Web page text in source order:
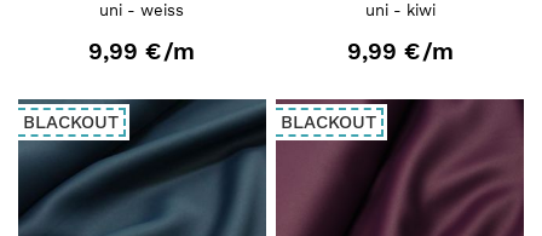
uni - weiss
9,99 €/m
uni - kiwi
9,99 €/m
BLACKOUT BLACKOUT